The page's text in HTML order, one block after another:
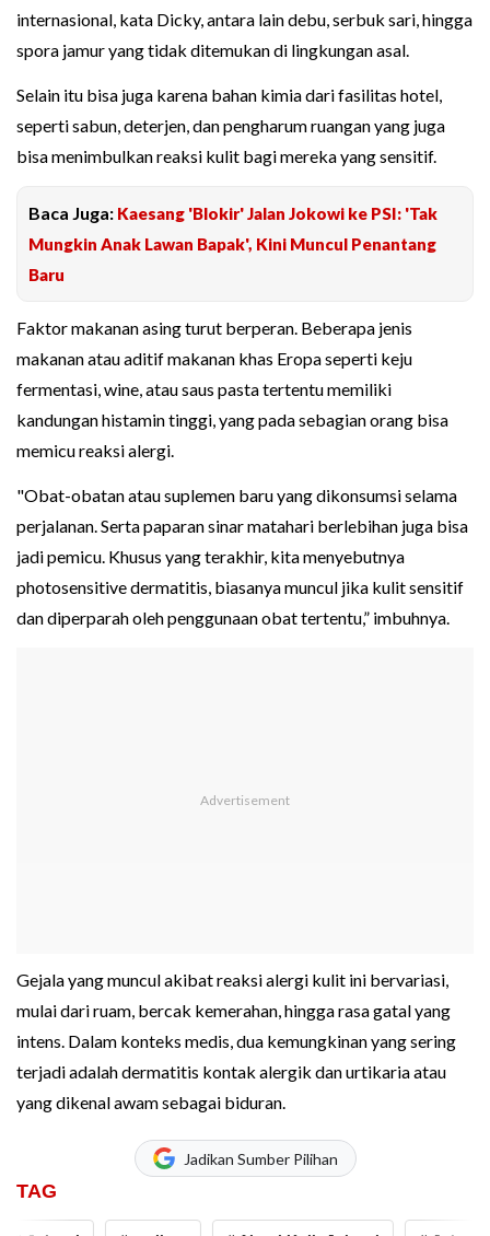
internasional, kata Dicky, antara lain debu, serbuk sari, hingga
spora jamur yang tidak ditemukan di lingkungan asal.
Selain itu bisa juga karena bahan kimia dari fasilitas hotel,
seperti sabun, deterjen, dan pengharum ruangan yang juga
bisa menimbulkan reaksi kulit bagi mereka yang sensitif.
Baca Juga: Kaesang 'Blokir' Jalan Jokowi ke PSI: 'Tak
Mungkin Anak Lawan Bapak', Kini Muncul Penantang
Baru
Faktor makanan asing turut berperan. Beberapa jenis
makanan atau aditif makanan khas Eropa seperti keju
fermentasi, wine, atau saus pasta tertentu memiliki
kandungan histamin tinggi, yang pada sebagian orang bisa
memicu reaksi alergi.
"Obat-obatan atau suplemen baru yang dikonsumsi selama
perjalanan. Serta paparan sinar matahari berlebihan juga bisa
jadi pemicu. Khusus yang terakhir, kita menyebutnya
photosensitive dermatitis, biasanya muncul jika kulit sensitif
dan diperparah oleh penggunaan obat tertentu,” imbuhnya.
Gejala yang muncul akibat reaksi alergi kulit ini bervariasi,
mulai dari ruam, bercak kemerahan, hingga rasa gatal yang
intens. Dalam konteks medis, dua kemungkinan yang sering
terjadi adalah dermatitis kontak alergik dan urtikaria atau
yang dikenal awam sebagai biduran.
Jadikan Sumber Pilihan
TAG